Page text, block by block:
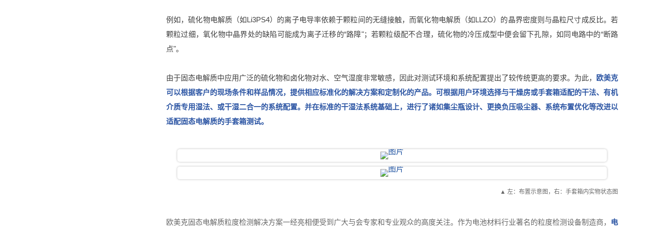
例如，硫化物电解质（如Li3PS4）的离子电导率依赖于颗粒间的无缝接触，而氧化物电解质（如LLZO）的晶界密度则与晶粒尺寸成反比。若
颗粒过细，氧化物中晶界处的缺陷可能成为离子迁移的“路障"；若颗粒级配不合理，硫化物的冷压成型中便会留下孔隙，如同电路中的“断路
点"。
由于固态电解质中应用广泛的硫化物和卤化物对水、空气湿度非常敏感，因此对测试环境和系统配置提出了较传统更高的要求。为此，
欧美克
可以根据客户的现场条件和样品情况，提供相应标准化的解决方案和定制化的产品。可根据用户环境选择与干燥房或手套箱适配的干法、有机
介质专用湿法、或干湿二合一的系统配置。并在标准的干湿法系统基础上，进行了诸如集尘瓶设计、更换负压吸尘器、系统布置优化等改进以
适配固态电解质的手套箱测试。
▲ 左：布置示意图，右：手套箱内实物状态图
欧美克固态电解质粒度检测解决方案一经亮相便受到广大与会专家和专业观众的高度关注。作为电池材料行业著名的粒度检测设备制造商， 电